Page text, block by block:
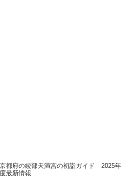
京都府の綾部天満宮の初詣ガイド｜2025年
度最新情報